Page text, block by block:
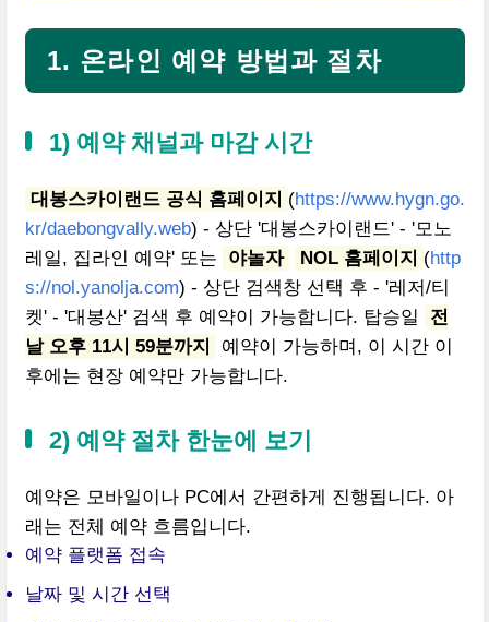
1. 온라인 예약 방법과 절차
1) 예약 채널과 마감 시간
대봉스카이랜드 공식 홈페이지 (https://www.hygn.go.
kr/daebongvally.web) - 상단 '대봉스카이랜드' - '모노
레일, 집라인 예약' 또는
야놀자 NOL 홈페이지 (http
s://nol.yanolja.com) - 상단 검색창 선택 후 - '레저/티
켓' - '대봉산' 검색 후 예약이 가능합니다. 탑승일
전
날 오후 11시 59분까지
예약이 가능하며, 이 시간 이
후에는 현장 예약만 가능합니다.
2) 예약 절차 한눈에 보기
예약은 모바일이나 PC에서 간편하게 진행됩니다. 아
래는 전체 예약 흐름입니다.
예약 플랫폼 접속
날짜 및 시간 선택